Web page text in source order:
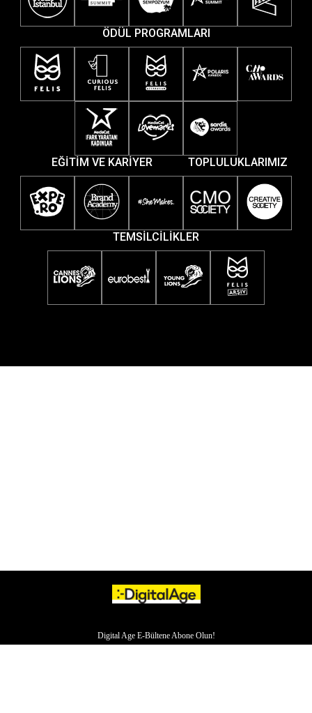
ÖDÜL PROGRAMLARI
EĞİTİM VE KARİYER TOPLULUKLARIMIZ
TEMSİLCİLİKLER
Digital Age E-Bültene Abone Olun!